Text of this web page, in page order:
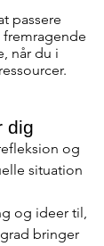
passere
når du i
dig
og
situation
og ideer til,
bringer